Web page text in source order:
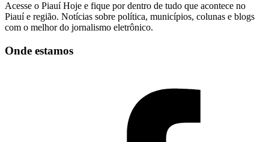
Acesse o Piauí Hoje e fique por dentro de tudo que acontece no
Piauí e região. Notícias sobre política, municípios, colunas e blogs
com o melhor do jornalismo eletrônico.
Onde estamos